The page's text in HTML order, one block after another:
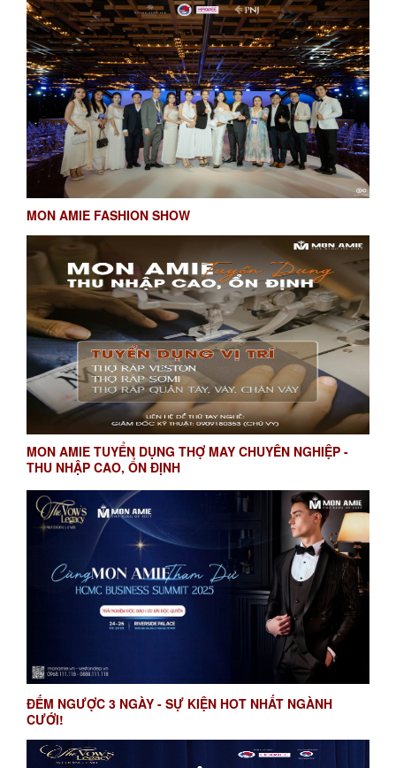
MON AMIE FASHION SHOW
MON AMIE TUYỂN DỤNG THỢ MAY CHUYÊN NGHIỆP -
THU NHẬP CAO, ỔN ĐỊNH
ĐẾM NGƯỢC 3 NGÀY - SỰ KIỆN HOT NHẤT NGÀNH
CƯỚI!